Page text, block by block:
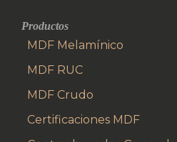
Productos
MDF Melamínico
MDF RUC
MDF Crudo
Certificaciones MDF